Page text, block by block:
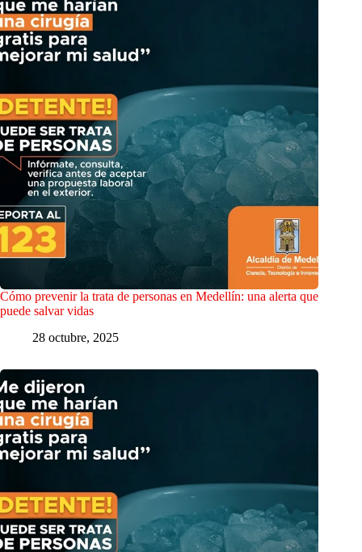
Cómo prevenir la trata de personas en Medellín: una alerta que
puede salvar vidas
28 octubre, 2025